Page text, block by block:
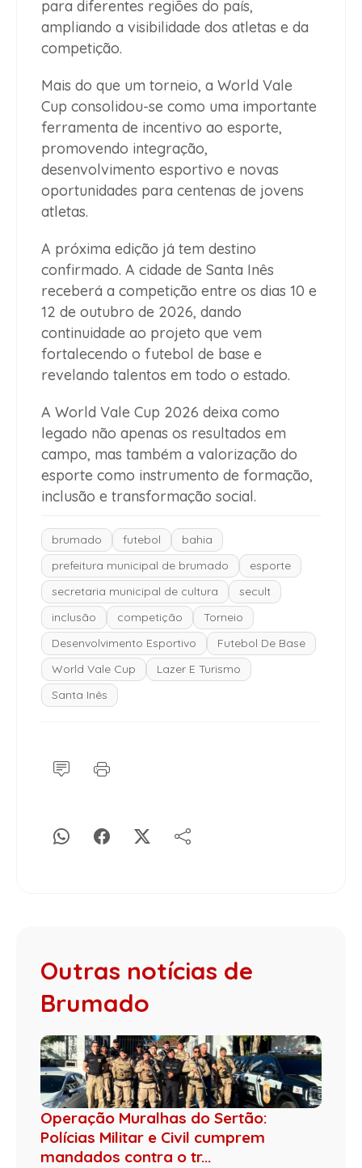
para diferentes regiões do país,
ampliando a visibilidade dos atletas e da
competição.
Mais do que um torneio, a World Vale
Cup consolidou-se como uma importante
ferramenta de incentivo ao esporte,
promovendo integração,
desenvolvimento esportivo e novas
oportunidades para centenas de jovens
atletas.
A próxima edição já tem destino
confirmado. A cidade de Santa Inês
receberá a competição entre os dias 10 e
12 de outubro de 2026, dando
continuidade ao projeto que vem
fortalecendo o futebol de base e
revelando talentos em todo o estado.
A World Vale Cup 2026 deixa como
legado não apenas os resultados em
campo, mas também a valorização do
esporte como instrumento de formação,
inclusão e transformação social.
brumado futebol
bahia
prefeitura municipal de brumado
esporte
secretaria municipal de cultura
secult
inclusão
competição
Torneio
Desenvolvimento Esportivo
Futebol De Base
World Vale Cup
Lazer E Turismo
Santa Inês
Outras notícias de
Brumado
Operação Muralhas do Sertão:
Polícias Militar e Civil cumprem
mandados contra o tr...